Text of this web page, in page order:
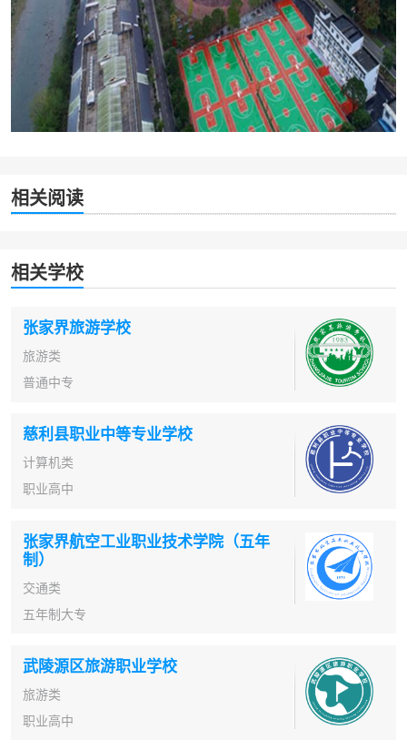
相关阅读
相关学校
张家界旅游学校
旅游类
普通中专
慈利县职业中等专业学校
计算机类
职业高中
张家界航空工业职业技术学院（五年
制）
交通类
五年制大专
武陵源区旅游职业学校
旅游类
职业高中